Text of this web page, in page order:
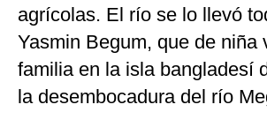
agrícolas. El río se lo llevó
Yasmin Begum, que de niña
familia en la isla bangladesí
la desembocadura del río